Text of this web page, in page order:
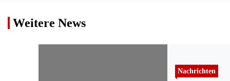
Weitere News
Nachrichten